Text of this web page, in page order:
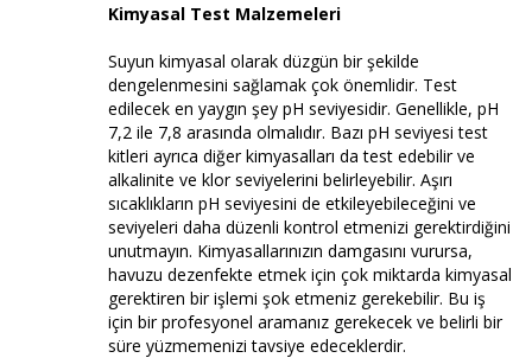
Kimyasal Test Malzemeleri
Suyun kimyasal olarak düzgün bir şekilde
dengelenmesini sağlamak çok önemlidir. Test
edilecek en yaygın şey pH seviyesidir. Genellikle, pH
7,2 ile 7,8 arasında olmalıdır. Bazı pH seviyesi test
kitleri ayrıca diğer kimyasalları da test edebilir ve
alkalinite ve klor seviyelerini belirleyebilir. Aşırı
sıcaklıkların pH seviyesini de etkileyebileceğini ve
seviyeleri daha düzenli kontrol etmenizi gerektirdiğini
unutmayın. Kimyasallarınızın damgasını vurursa,
havuzu dezenfekte etmek için çok miktarda kimyasal
gerektiren bir işlemi şok etmeniz gerekebilir. Bu iş
için bir profesyonel aramanız gerekecek ve belirli bir
süre yüzmemenizi tavsiye edeceklerdir.